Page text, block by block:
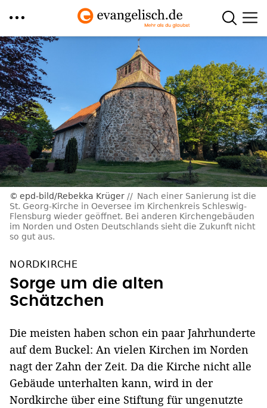
Direkt
zum
Inhalt
epd-bild/Rebekka Krüger
Nach einer Sanierung ist die
St. Georg-Kirche in Oeversee im Kirchenkreis Schleswig-
Flensburg wieder geöffnet. Bei anderen Kirchengebäuden
im Norden und Osten Deutschlands sieht die Zukunft nicht
so gut aus.
NORDKIRCHE
Sorge um die alten
Schätzchen
Die meisten haben schon ein paar Jahrhunderte
auf dem Buckel: An vielen Kirchen im Norden
nagt der Zahn der Zeit. Da die Kirche nicht alle
Gebäude unterhalten kann, wird in der
Nordkirche über eine Stiftung für ungenutzte